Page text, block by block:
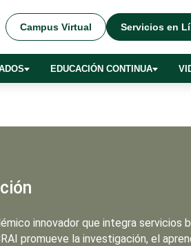
Campus Virtual Servicios en
EDUCACIÓN CONTINUA
innovador que integra
promueve la investigación, el